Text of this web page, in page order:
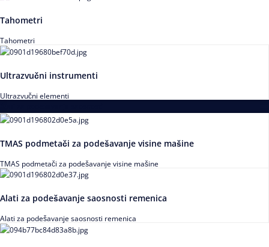
Tahometri
Tahometri
Ultrazvučni instrumenti
Ultrazvučni elementi
TMAS podmetači za podešavanje visine mašine
TMAS podmetači za podešavanje visine mašine
Alati za podešavanje saosnosti remenica
Alati za podešavanje saosnosti remenica